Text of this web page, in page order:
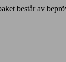
består av